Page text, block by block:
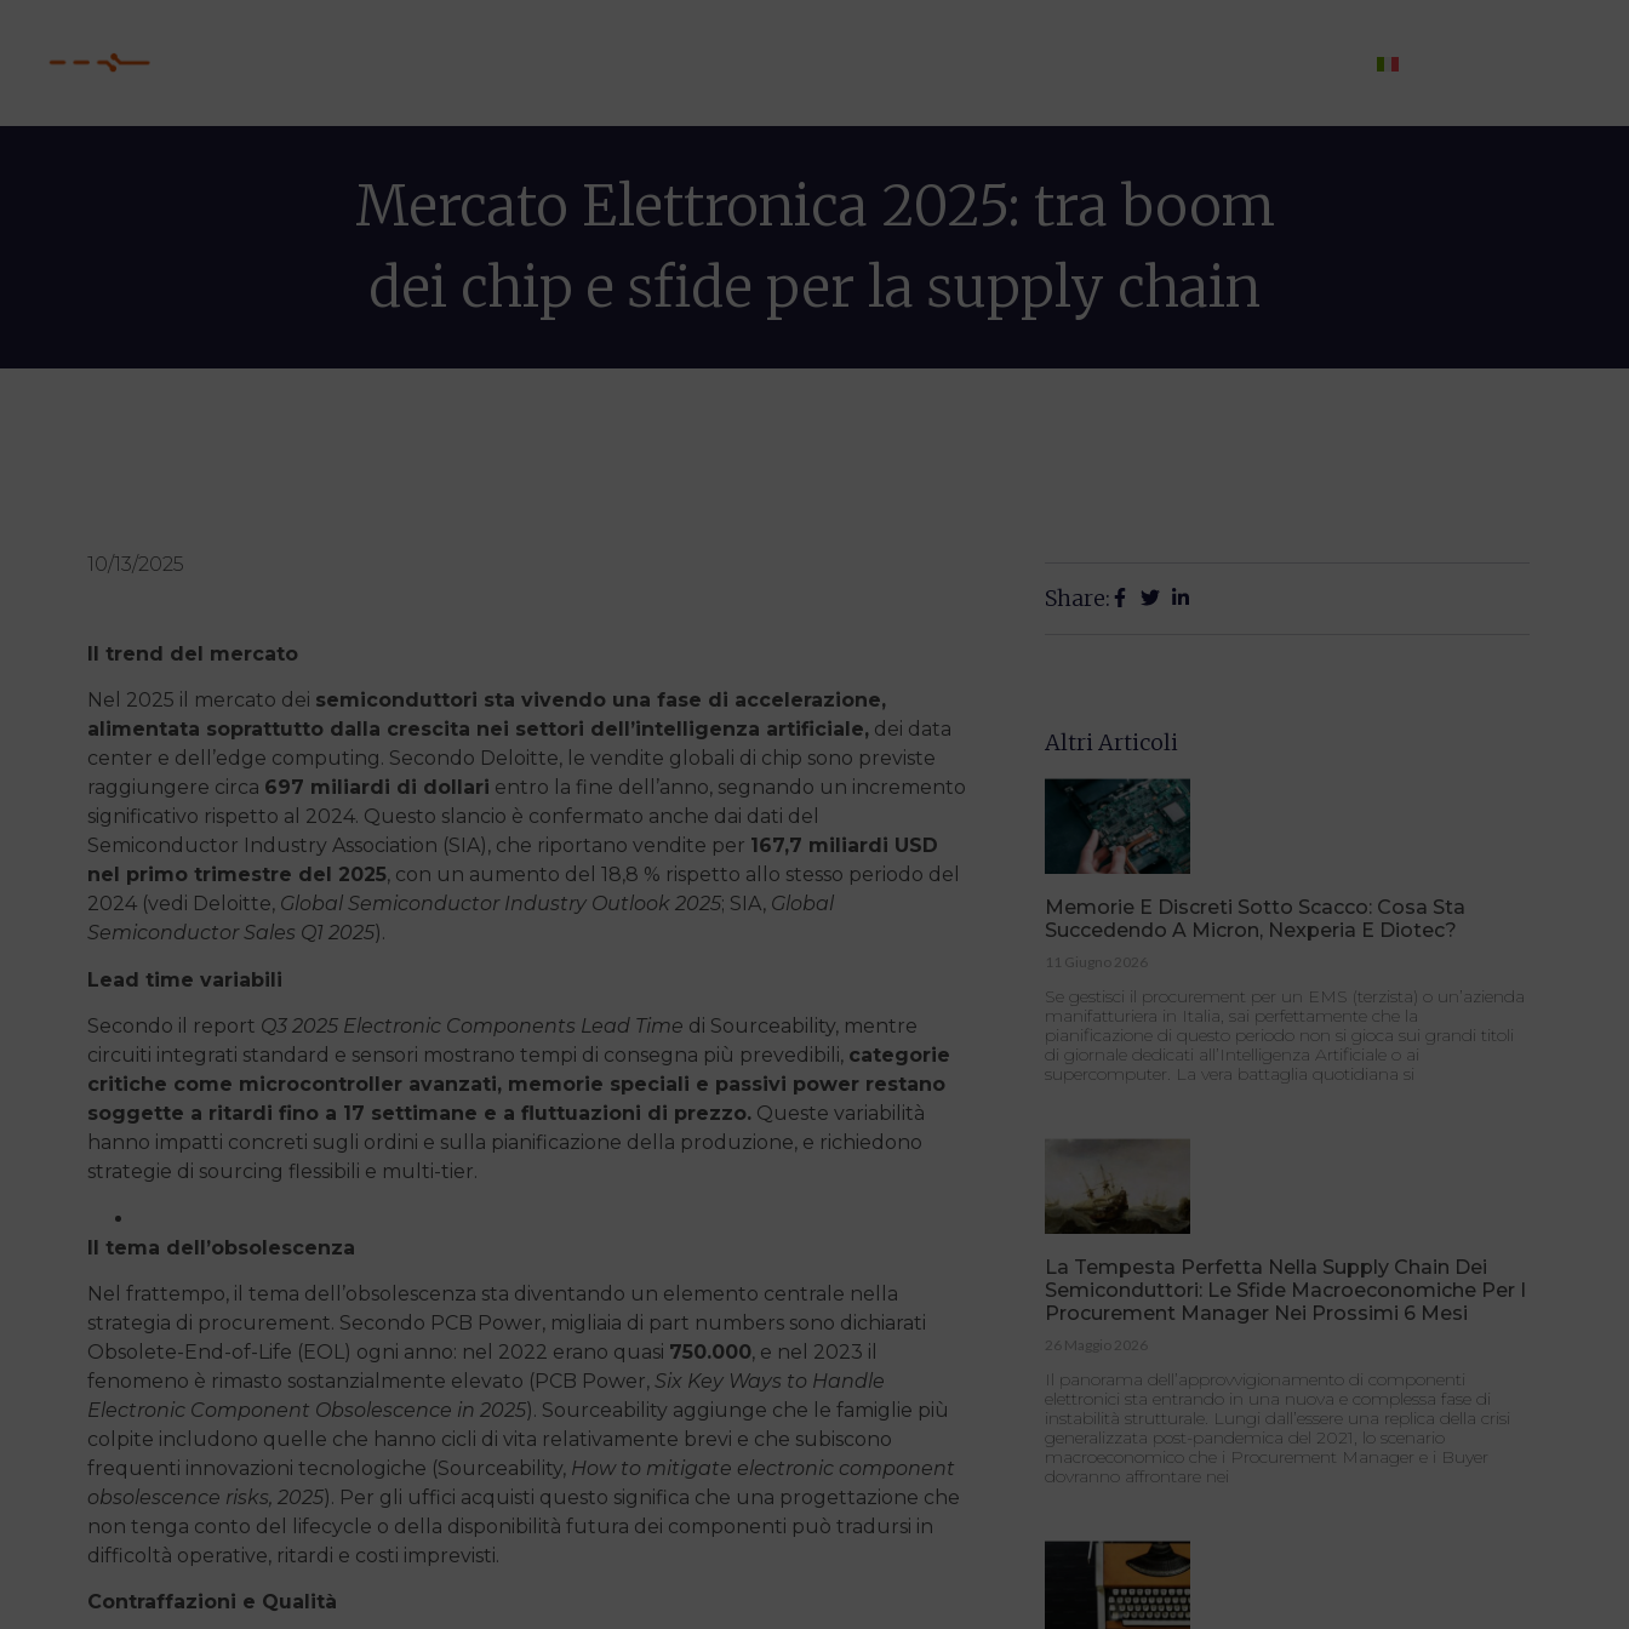
Mercato Elettronica 2025: tra boom
dei chip e sfide per la supply chain
10/13/2025
Il trend del mercato
Nel 2025 il mercato dei semiconduttori sta vivendo una fase di accelerazione,
alimentata soprattutto dalla crescita nei settori dell’intelligenza artificiale, dei data
center e dell’edge computing. Secondo Deloitte, le vendite globali di chip sono previste
raggiungere circa 697 miliardi di dollari entro la fine dell’anno, segnando un incremento
significativo rispetto al 2024. Questo slancio è confermato anche dai dati del
Semiconductor Industry Association (SIA), che riportano vendite per 167,7 miliardi USD
nel primo trimestre del 2025, con un aumento del 18,8 % rispetto allo stesso periodo del
2024 (vedi Deloitte, Global Semiconductor Industry Outlook 2025; SIA, Global
Semiconductor Sales Q1 2025).
Lead time variabili
Secondo il report Q3 2025 Electronic Components Lead Time di Sourceability, mentre
circuiti integrati standard e sensori mostrano tempi di consegna più prevedibili, categorie
critiche come microcontroller avanzati, memorie speciali e passivi power restano
soggette a ritardi fino a 17 settimane e a fluttuazioni di prezzo. Queste variabilità
hanno impatti concreti sugli ordini e sulla pianificazione della produzione, e richiedono
strategie di sourcing flessibili e multi-tier.
Il tema dell’obsolescenza
Nel frattempo, il tema dell’obsolescenza sta diventando un elemento centrale nella
strategia di procurement. Secondo PCB Power, migliaia di part numbers sono dichiarati
Obsolete-End-of-Life (EOL) ogni anno: nel 2022 erano quasi 750.000, e nel 2023 il
fenomeno è rimasto sostanzialmente elevato (PCB Power, Six Key Ways to Handle
Electronic Component Obsolescence in 2025). Sourceability aggiunge che le famiglie più
colpite includono quelle che hanno cicli di vita relativamente brevi e che subiscono
frequenti innovazioni tecnologiche (Sourceability, How to mitigate electronic component
obsolescence risks, 2025). Per gli uffici acquisti questo significa che una progettazione che
non tenga conto del lifecycle o della disponibilità futura dei componenti può tradursi in
difficoltà operative, ritardi e costi imprevisti.
Contraffazioni e Qualità
Share:
Altri Articoli
Memorie E Discreti Sotto Scacco: Cosa Sta
Succedendo A Micron, Nexperia E Diotec?
11 Giugno 2026
Se gestisci il procurement per un EMS (terzista) o un’azienda
manifatturiera in Italia, sai perfettamente che la
pianificazione di questo periodo non si gioca sui grandi titoli
di giornale dedicati all’Intelligenza Artificiale o ai
supercomputer. La vera battaglia quotidiana si
La Tempesta Perfetta Nella Supply Chain Dei
Semiconduttori: Le Sfide Macroeconomiche Per I
Procurement Manager Nei Prossimi 6 Mesi
26 Maggio 2026
Il panorama dell’approvvigionamento di componenti
elettronici sta entrando in una nuova e complessa fase di
instabilità strutturale. Lungi dall’essere una replica della crisi
generalizzata post-pandemica del 2021, lo scenario
macroeconomico che i Procurement Manager e i Buyer
dovranno affrontare nei